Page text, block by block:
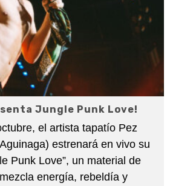
Jungle Punk Love!
el artista tapatío Pez
estrenará en vivo su
Punk Love”, un material de
energía, rebeldía y